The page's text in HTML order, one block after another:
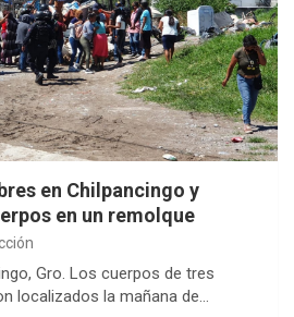
en Chilpancingo y
en un remolque
Gro. Los cuerpos de tres
localizados la mañana de…